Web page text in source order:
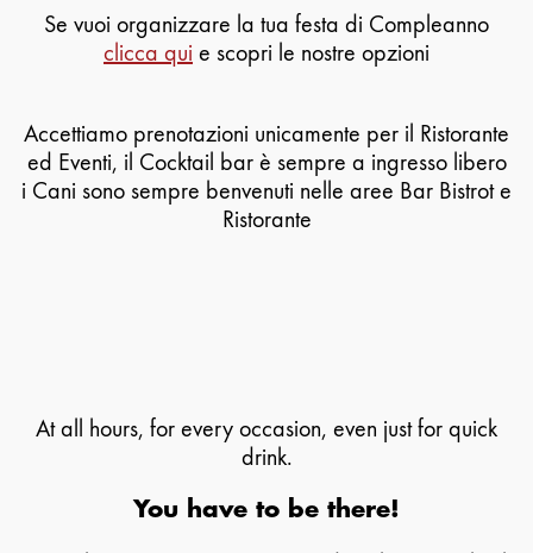
Se vuoi organizzare la tua festa di Compleanno
clicca qui e scopri le nostre opzioni
Accettiamo prenotazioni unicamente per il Ristorante
ed Eventi, il Cocktail bar è sempre a ingresso libero
i Cani sono sempre benvenuti nelle aree Bar Bistrot e
Ristorante
At all hours, for every occasion, even just for quick
drink.
You have to be there!